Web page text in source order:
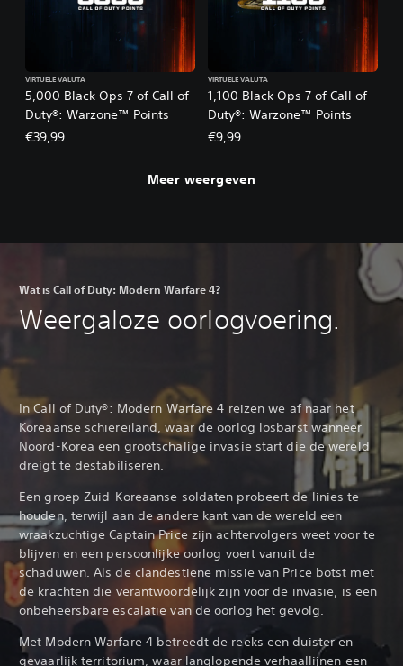
5,000 Black Ops 7 of Call of
Duty®: Warzone™ Points
VIRTUELE VALUTA
€39,99
1,100 Black Ops 7 of Call of
Duty®: Warzone™ Points
VIRTUELE VALUTA
€9,99
Meer weergeven
Wat is Call of Duty: Modern Warfare 4?
Weergaloze oorlogvoering.
In Call of Duty®: Modern Warfare 4 reizen we af naar het
Koreaanse schiereiland, waar de oorlog losbarst wanneer
Noord-Korea een grootschalige invasie start die de wereld
dreigt te destabiliseren.‎
Een groep Zuid-Koreaanse soldaten probeert de linies te
houden, terwijl aan de andere kant van de wereld een
wraakzuchtige Captain Price zijn achtervolgers weet voor te
blijven en een persoonlijke oorlog voert vanuit de
schaduwen. Als de clandestiene missie van Price botst met
de krachten die verantwoordelijk zijn voor de invasie, is een
onbeheersbare escalatie van de oorlog het gevolg.
Met Modern Warfare 4 betreedt de reeks een duister en
gevaarlijk territorium, waar langlopende verhaallijnen een